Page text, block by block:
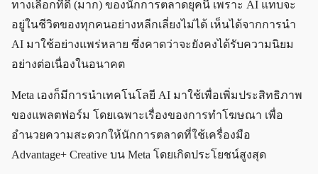
ทางเลือกที่ดี (มาก) ของนักการตลาดยุคนี้ เพราะ AI แทบจะ
อยู่ในชีวิตของทุกคนอย่างหลีกเลี่ยงไม่ได้ เห็นได้จากการนำ
AI มาใช้อย่างแพร่หลาย ซึ่งคาดว่าจะยังคงได้รับความนิยม
อย่างต่อเนื่องในอนาคต
Meta เองก็มีการนำเทคโนโลยี AI มาใช้เพื่อเพิ่มประสิทธิภาพ
ของแพลตฟอร์ม โดยเฉพาะเรื่องของการทำโฆษณา เพื่อ
อำนวยความสะดวกให้นักการตลาดที่ใช้เครื่องมือ
Advantage+ Creative บน Meta โดยเกิดประโยชน์สูงสุด